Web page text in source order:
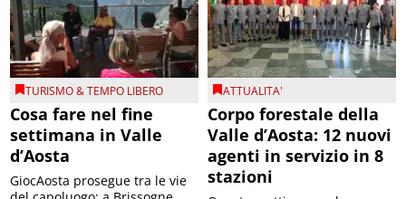
TURISMO & TEMPO LIBERO
Cosa fare nel fine
settimana in Valle
d’Aosta
GiocAosta prosegue tra le vie
ATTUALITA'
Corpo forestale della
Valle d’Aosta: 12 nuovi
agenti in servizio in 8
stazioni